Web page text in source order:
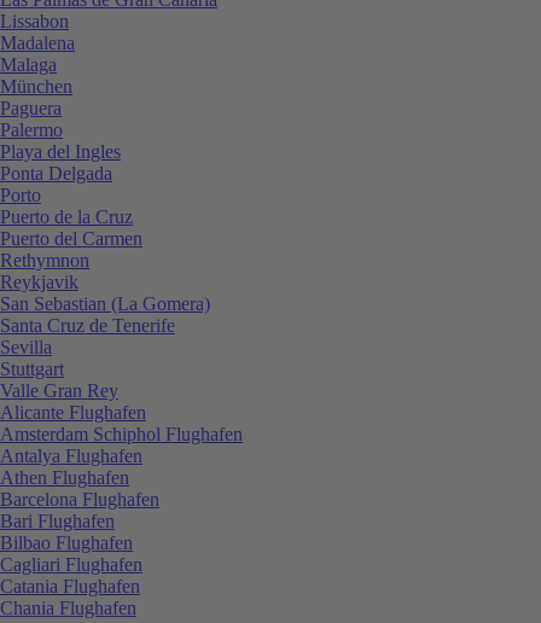
Lissabon
Madalena
Malaga
München
Paguera
Palermo
Playa del Ingles
Ponta Delgada
Porto
Puerto de la Cruz
Puerto del Carmen
Rethymnon
Reykjavik
San Sebastian (La Gomera)
Santa Cruz de Tenerife
Sevilla
Stuttgart
Valle Gran Rey
Alicante Flughafen
Amsterdam Schiphol Flughafen
Antalya Flughafen
Athen Flughafen
Barcelona Flughafen
Bari Flughafen
Bilbao Flughafen
Cagliari Flughafen
Catania Flughafen
Chania Flughafen